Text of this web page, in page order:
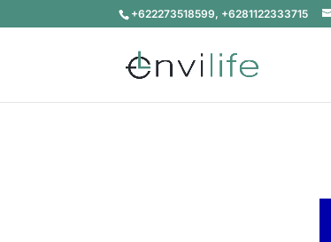
+622273518599, +6281122333715